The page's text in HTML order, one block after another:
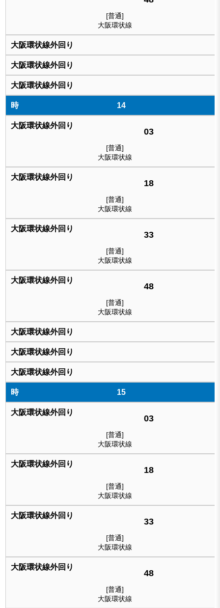
[普通]
大阪環状線
14
03
[普通]
大阪環状線
18
[普通]
大阪環状線
33
[普通]
大阪環状線
48
[普通]
大阪環状線
15
03
[普通]
大阪環状線
18
[普通]
大阪環状線
33
[普通]
大阪環状線
48
[普通]
大阪環状線